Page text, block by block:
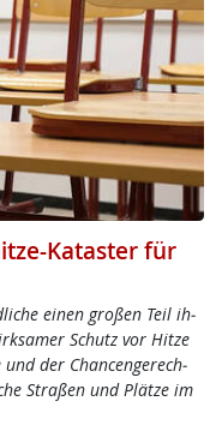
Kataster für
ei­nen gro­ßen Teil ih­
Schutz vor Hit­ze
und der Chan­cen­ge­rech­
Stra­ßen und Plät­ze im